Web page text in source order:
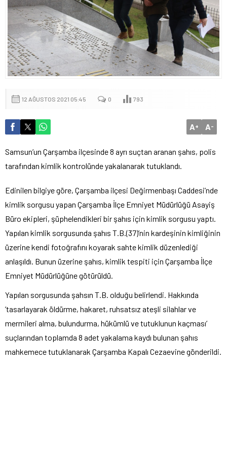
12 AĞUSTOS 2021 05:45 0 793
A+ A-
Samsun’un Çarşamba ilçesinde 8 ayrı suçtan aranan şahıs, polis
tarafından kimlik kontrolünde yakalanarak tutuklandı.
Edinilen bilgiye göre, Çarşamba ilçesi Değirmenbaşı Caddesi’nde
kimlik sorgusu yapan Çarşamba İlçe Emniyet Müdürlüğü Asayiş
Büro ekipleri, şüphelendikleri bir şahıs için kimlik sorgusu yaptı.
Yapılan kimlik sorgusunda şahıs T.B.(37)’nin kardeşinin kimliğinin
üzerine kendi fotoğrafını koyarak sahte kimlik düzenlediği
anlaşıldı. Bunun üzerine şahıs, kimlik tespiti için Çarşamba İlçe
Emniyet Müdürlüğüne götürüldü.
Yapılan sorgusunda şahsın T.B. olduğu belirlendi. Hakkında
’tasarlayarak öldürme, hakaret, ruhsatsız ateşli silahlar ve
mermileri alma, bulundurma, hükümlü ve tutuklunun kaçması’
suçlarından toplamda 8 adet yakalama kaydı bulunan şahıs
mahkemece tutuklanarak Çarşamba Kapalı Cezaevine gönderildi.